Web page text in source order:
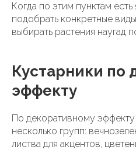
Когда по этим пунктам есть
подобрать конкретные
выбирать растения наугад
Кустарники по
эффекту
По декоративному эффекту
несколько групп:
листва для акцентов,